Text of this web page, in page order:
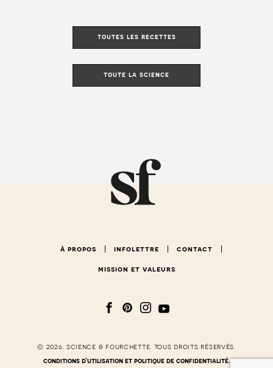
toutes les recettes
toute la science
à propos infolettre contact
mission et valeurs
© 2026. science & fourchette. tous droits réservés.
conditions d’utilisation et politique de confidentialité.